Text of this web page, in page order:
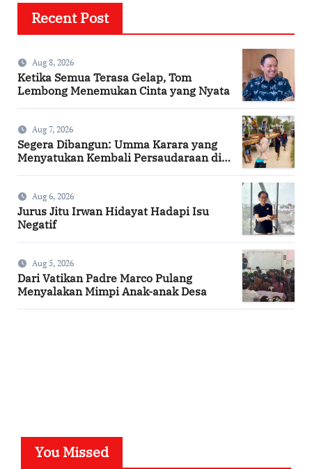
Recent Post
Aug 8, 2026
Ketika Semua Terasa Gelap, Tom
Lembong Menemukan Cinta yang Nyata
Aug 7, 2026
Segera Dibangun: Umma Karara yang
Menyatukan Kembali Persaudaraan di
Aug 6, 2026
Jurus Jitu Irwan Hidayat Hadapi Isu
Negatif
Aug 5, 2026
Dari Vatikan Padre Marco Pulang
Menyalakan Mimpi Anak-anak Desa
You Missed